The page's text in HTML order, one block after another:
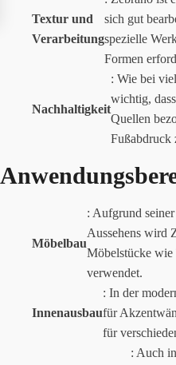
Textur und
Verarbeitung
sich gut
spezielle
Formen
Nachhaltigkeit
: Wie bei
wichtig,
Quellen
Fußabdruck
Möbelbau
: Aufgrund
Aussehens wird
Möbelstücke wie
verwendet.
Innenausbau
: In der
für
für
: Auch